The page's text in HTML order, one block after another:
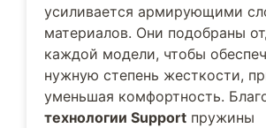
усиливается армирующими
материалов. Они подобраны
каждой модели, чтобы
нужную степень жесткости,
уменьшая комфортность.
технологии Support пружины